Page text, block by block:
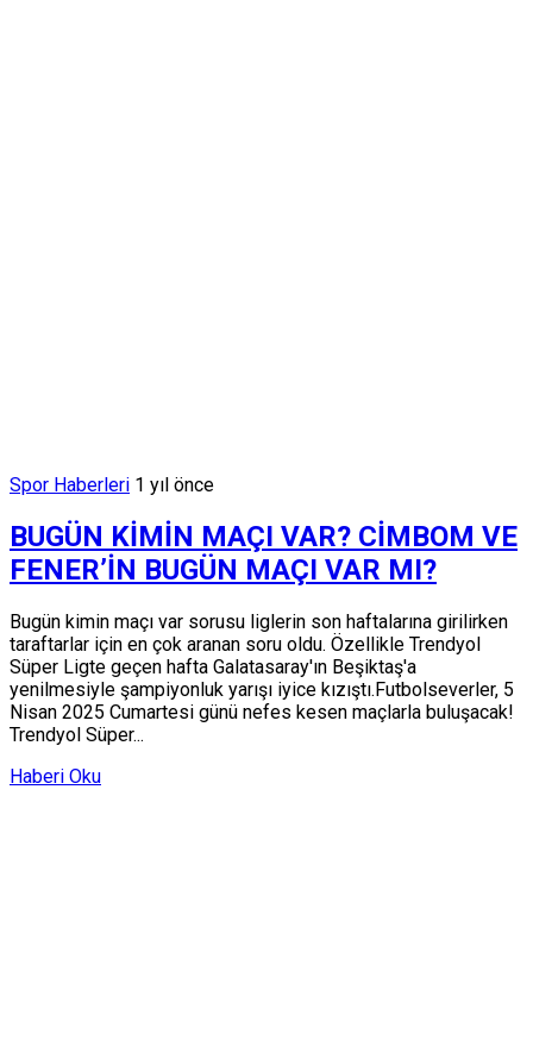
Spor Haberleri 1 yıl önce
BUGÜN KİMİN MAÇI VAR? CİMBOM VE
FENER’İN BUGÜN MAÇI VAR MI?
Bugün kimin maçı var sorusu liglerin son haftalarına girilirken
taraftarlar için en çok aranan soru oldu. Özellikle Trendyol
Süper Ligte geçen hafta Galatasaray'ın Beşiktaş'a
yenilmesiyle şampiyonluk yarışı iyice kızıştı.Futbolseverler, 5
Nisan 2025 Cumartesi günü nefes kesen maçlarla buluşacak!
Trendyol Süper...
Haberi Oku